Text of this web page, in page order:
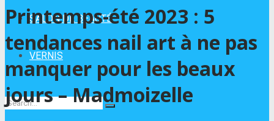
SALON DE BEAUTÉ
VERNIS
Printemps-été 2023 : 5
tendances nail art à ne pas
manquer pour les beaux
jours – Madmoizelle